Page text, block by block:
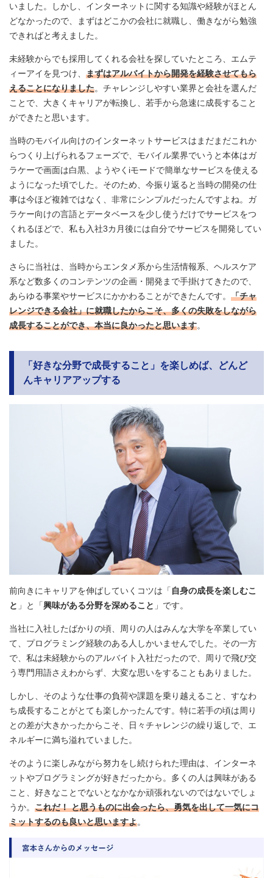
いました。しかし、インターネットに関する知識や経験がほとん
どなかったので、まずはどこかの会社に就職し、働きながら勉強
できればと考えました。
未経験からでも採用してくれる会社を探していたところ、エムテ
ィーアイを見つけ、 まずはアルバイトから開発を経験させてもら
えることになりました。チャレンジしやすい業界と会社を選んだ
ことで、大きくキャリアが転換し、若手から急速に成長すること
ができたと思います。
当時のモバイル向けのインターネットサービスはまだまだこれか
らつくり上げられるフェーズで、モバイル業界でいうと本体はガ
ラケーで画面は白黒、ようやく iモードで簡単なサービスを使える
ようになった頃でした。そのため、今振り返ると当時の開発の仕
事は今ほど複雑ではなく、非常にシンプルだったんですよね。ガ
ラケー向けの言語とデータベースを少し使うだけでサービスをつ
くれるほどで、私も入社3カ月後には自分でサービスを開発してい
ました。
さらに当社は、当時からエンタメ系から生活情報系、ヘルスケア
系など数多くのコンテンツの企画・開発まで手掛けてきたので、
あらゆる事業やサービスにかかわることができたんです。 「チャ
レンジできる会社」に就職したからこそ、多くの失敗をしながら
成長することができ、本当に良かったと思います。
「好きな分野で成長すること」を楽しめば、どんど
んキャリアアップする
前向きにキャリアを伸ばしていくコツは「 自身の成長を楽しむこ
と 」と「興味がある分野を深めること 」です。
当社に入社したばかりの頃、周りの人はみんな大学を卒業してい
て、プログラミング経験のある人しかいませんでした。その一方
で、私は未経験からのアルバイト入社だったので、周りで飛び交
う専門用語さえわからず、大変な思いをすることもありました。
しかし、そのような仕事の負荷や課題を乗り越えること、すなわ
ち成長することがとても楽しかったんです。特に若手の頃は周り
との差が大きかったからこそ、日々チャレンジの繰り返しで、エ
ネルギーに満ち溢れていました。
そのように楽しみながら努力をし続けられた理由は、インターネ
ットやプログラミングが好きだったから。多くの人は興味がある
こと、好きなことでないとなかなか頑張れないのではないでしょ
うか。 これだ！ と思うものに出会ったら、勇気を出して一気にコ
ミットするのも良いと思いますよ。